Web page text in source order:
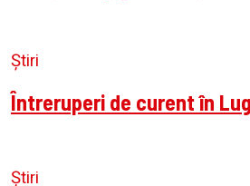
Știri
Întreruperi de curent în
Știri